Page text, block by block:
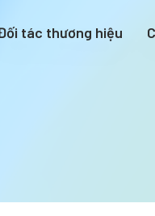
tác thương hiệu